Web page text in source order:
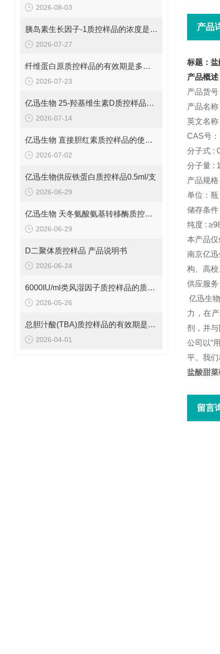
2026-08-03
胰岛素生长因子-1质控样品的浓度是多少呢？
2026-07-27
纤维蛋白原质控样品的有效期是多久呢？
2026-07-23
亿迅生物 25-羟基维生素D质控样品的浓度是多少呢？
2026-07-14
亿迅生物 直接胆红素质控样品的使用方法
2026-07-02
亿迅生物供应铁蛋白质控样品0.5ml/支
2026-06-29
亿迅生物 天冬氨酸氨基转移酶质控样品的质控靶值是多少呢？
2026-06-29
D二聚体质控样品 产品说明书
2026-06-24
6000IU/ml类风湿因子质控样品的质控范围是多少呢？
2026-05-26
总胆汁酸(TBA)质控样品的有效期是多久呢？
2026-04-01
产品
标题：
产品概述
产品货
产品名称
英文名
CAS号
分子式 :
分子量 :
产品规
单位：瓶
储存条
纯度 :
本产品
南京亿
构、高
供应服
亿迅生
力，在
剂，并
公司以“
平。我
盐酸甜
留言